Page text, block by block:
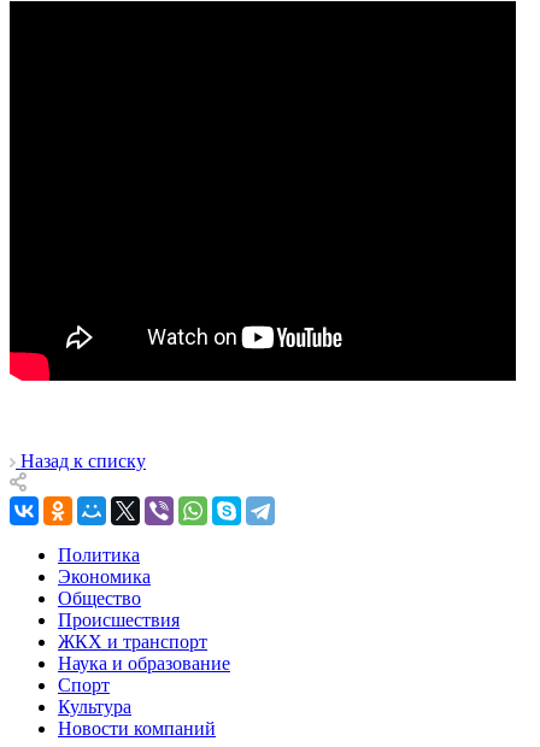
Назад к списку
Политика
Экономика
Общество
Происшествия
ЖКХ и транспорт
Наука и образование
Спорт
Культура
Новости компаний